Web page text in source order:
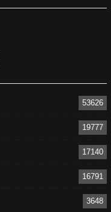
53626
19777
17140
16791
3648